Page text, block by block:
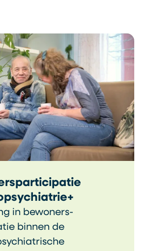
in bewoners-
binnen de